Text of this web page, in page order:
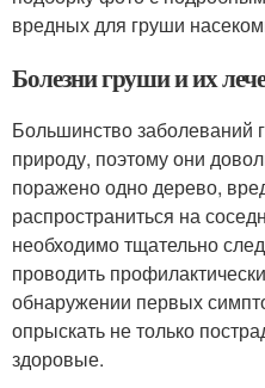
вредных для груши
Болезни груши и их
Большинство
природу, поэтому они
поражено одно дерево,
распространиться на
необходимо тщательно
проводить
обнаружении первых
опрыскать не только
здоровые.